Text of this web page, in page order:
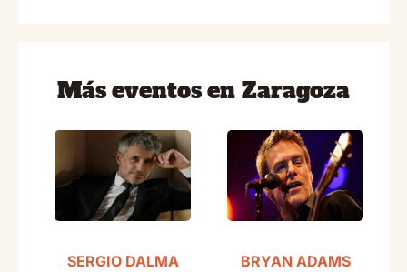
Más eventos en Zaragoza
SERGIO DALMA BRYAN ADAMS